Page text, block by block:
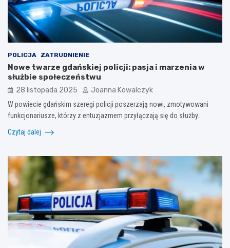
POLICJA ZATRUDNIENIE
Nowe twarze gdańskiej policji: pasja i marzenia w
służbie społeczeństwu
28 listopada 2025 Joanna Kowalczyk
W powiecie gdańskim szeregi policji poszerzają nowi, zmotywowani
funkcjonariusze, którzy z entuzjazmem przyłączają się do służby…
Czytaj dalej